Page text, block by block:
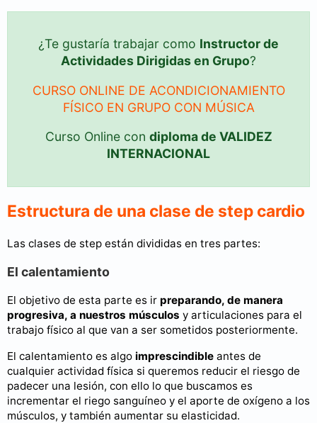
¿Te gustaría trabajar como Instructor de
Actividades Dirigidas en Grupo?
CURSO ONLINE DE ACONDICIONAMIENTO
FÍSICO EN GRUPO CON MÚSICA
Curso Online con diploma de VALIDEZ
INTERNACIONAL
Estructura de una clase de step cardio
Las clases de step están divididas en tres partes:
El calentamiento
El objetivo de esta parte es ir preparando, de manera
progresiva, a nuestros músculos y articulaciones para el
trabajo físico al que van a ser sometidos posteriormente.
El calentamiento es algo imprescindible antes de
cualquier actividad física si queremos reducir el riesgo de
padecer una lesión, con ello lo que buscamos es
incrementar el riego sanguíneo y el aporte de oxígeno a los
músculos, y también aumentar su elasticidad.